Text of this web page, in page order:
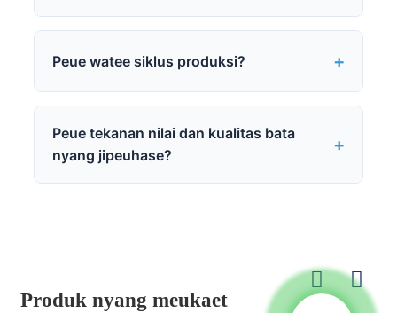
Peue watee siklus produksi?
Peue tekanan nilai dan kualitas bata
nyang jipeuhase?
Produk nyang meukaet